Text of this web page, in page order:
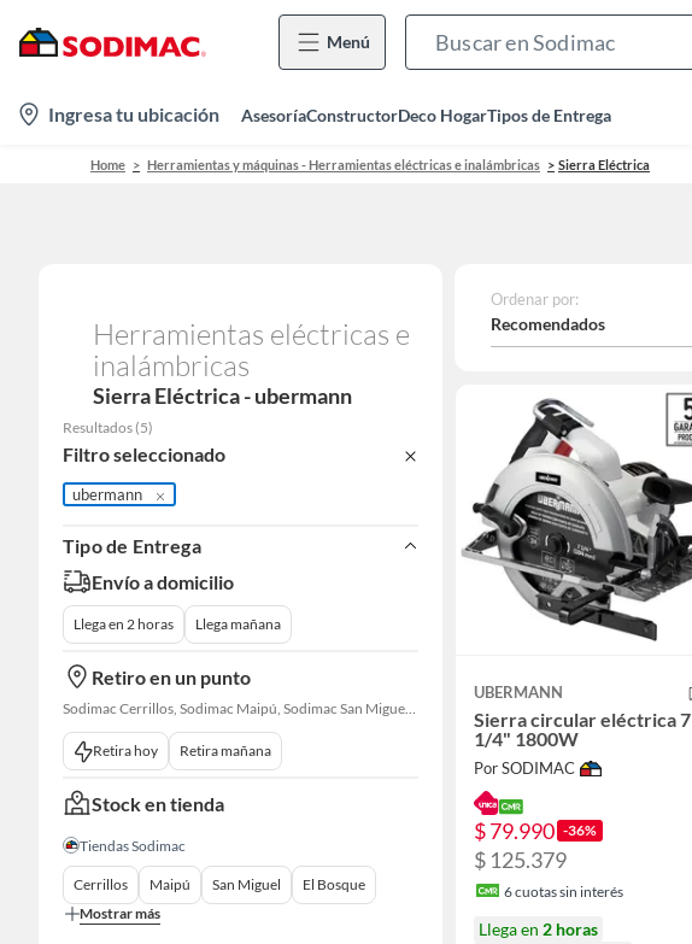
Menú
location-
icon
Ingresa tu ubicación AsesoríaConstructorDeco HogarTipos de Entrega
Home Herramientas y máquinas - Herramientas eléctricas e inalámbricas Sierra Eléctrica
Herramientas eléctricas e
inalámbricas
Sierra Eléctrica - ubermann
Resultados (5)
Filtro seleccionado
ubermann
Tipo de Entrega
Envío a domicilio
Llega en 2 horas Llega mañana
Retiro en un punto
Sodimac Cerrillos, Sodimac Maipú, Sodimac San Miguel, Sodimac El Bosque, Sodimac San Bernardo, Constructor Cantagallo, Sodimac Talagante, Sodimac San Fernando
Retira hoy Retira mañana
Stock en tienda
Tiendas Sodimac
Cerrillos Maipú San Miguel
El Bosque
Mostrar más
Ordenar por:
Recomendados
UBERMANN
Sierra circular eléctrica 7
1/4" 1800W
Por SODIMAC
$ 79.990 -36%
$ 125.379
6cuotas sin interés
Llega en 2 horas